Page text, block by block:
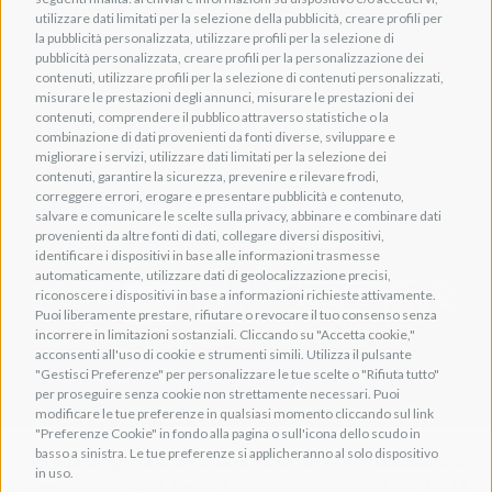
utilizzare dati limitati per la selezione della pubblicità, creare profili per
la pubblicità personalizzata, utilizzare profili per la selezione di
pubblicità personalizzata, creare profili per la personalizzazione dei
contenuti, utilizzare profili per la selezione di contenuti personalizzati,
misurare le prestazioni degli annunci, misurare le prestazioni dei
contenuti, comprendere il pubblico attraverso statistiche o la
combinazione di dati provenienti da fonti diverse, sviluppare e
migliorare i servizi, utilizzare dati limitati per la selezione dei
contenuti, garantire la sicurezza, prevenire e rilevare frodi,
correggere errori, erogare e presentare pubblicità e contenuto,
salvare e comunicare le scelte sulla privacy, abbinare e combinare dati
provenienti da altre fonti di dati, collegare diversi dispositivi,
identificare i dispositivi in base alle informazioni trasmesse
automaticamente, utilizzare dati di geolocalizzazione precisi,
riconoscere i dispositivi in base a informazioni richieste attivamente.
Puoi liberamente prestare, rifiutare o revocare il tuo consenso senza
incorrere in limitazioni sostanziali. Cliccando su "Accetta cookie,"
acconsenti all'uso di cookie e strumenti simili. Utilizza il pulsante
"Gestisci Preferenze" per personalizzare le tue scelte o "Rifiuta tutto"
per proseguire senza cookie non strettamente necessari. Puoi
modificare le tue preferenze in qualsiasi momento cliccando sul link
"Preferenze Cookie" in fondo alla pagina o sull'icona dello scudo in
basso a sinistra. Le tue preferenze si applicheranno al solo dispositivo
in uso.
Adeo ProAV
Adeo HomeAV
Adeo Screen
Screen Research
Adeum Cinema Suite
Società soggetta all'attività di controllo e coordinamento ai